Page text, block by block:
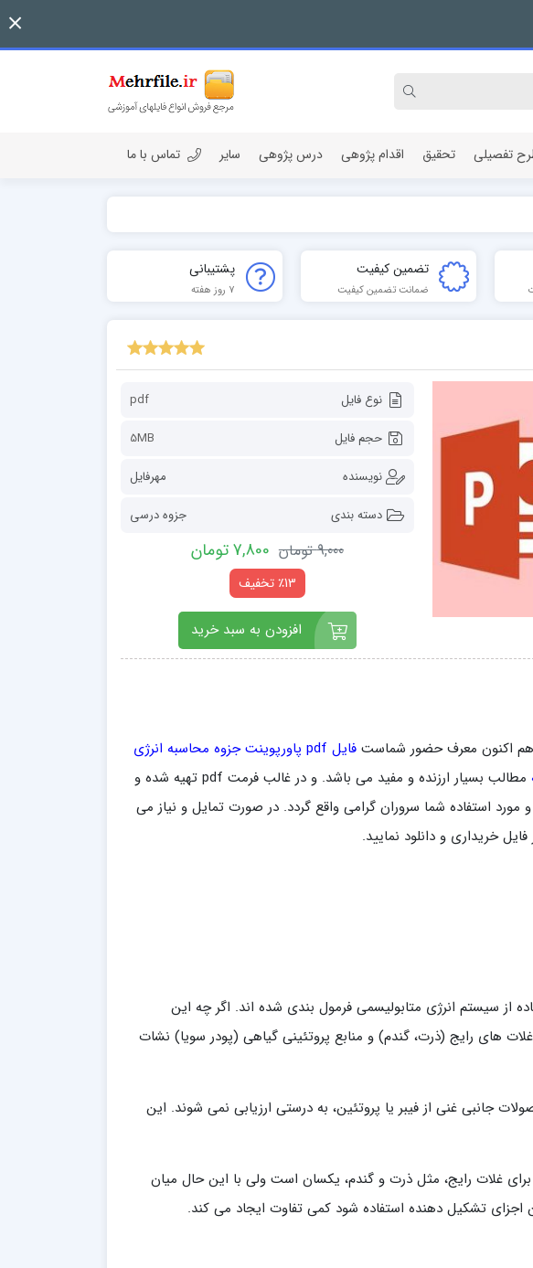
تفصیلی تحقیق اقدام پژوهی درس پژوهی سایر تماس با ما
تضمین کیفیت
ضمانت تضمین کیفیت
پشتیبانی
7 روز هفته
نوع فایل
pdf
حجم فایل
5MB
نویسنده
مهرفایل
دسته بندی
جزوه درسی
9,000 تومان 7,800 تومان
٪13 تخفیف
افزودن به سبد خرید
هم اکنون معرف حضور شماست
فایل pdf پاورپوینت جزوه محاسبه انرژی
مطالب بسیار ارزنده و مفید می باشد. و در غالب فرمت pdf تهیه شده و
مورد استفاده شما سروران گرامی واقع گردد. در صورت تمایل و نیاز می
خریداری و دانلود نمایید.
از سیستم انرژی متابولیسمی فرمول بندی شده اند. اگر چه این
های رایج (ذرت، گندم) و منابع پروتئینی گیاهی (پودر سویا) نشات
جانبی غنی از فیبر یا پروتئین، به درستی ارزیابی نمی شوند. این
غلات رایج، مثل ذرت و گندم، یکسان است ولی با این حال میان
تشکیل دهنده استفاده شود کمی تفاوت ایجاد می کند.